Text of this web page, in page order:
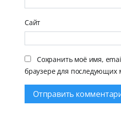
Сайт
Сохранить моё имя,
браузере для последующих